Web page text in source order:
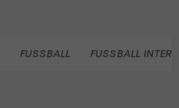
FUSSBALL FUSSBALL